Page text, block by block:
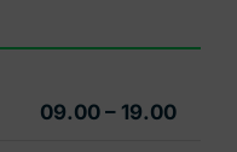
09.00 – 19.00